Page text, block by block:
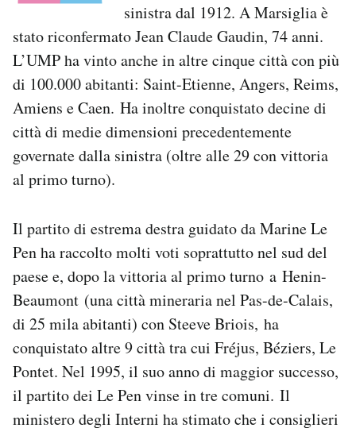
sinistra dal 1912. A Marsiglia è
stato riconfermato Jean Claude Gaudin, 74 anni.
L’UMP ha vinto anche in altre cinque città con più
di 100.000 abitanti: Saint-Etienne, Angers, Reims,
Amiens e Caen. Ha inoltre conquistato decine di
città di medie dimensioni precedentemente
governate dalla sinistra (oltre alle 29 con vittoria
al primo turno).
Il partito di estrema destra guidato da Marine Le
Pen ha raccolto molti voti soprattutto nel sud del
paese e, dopo la vittoria al primo turno a Henin-
Beaumont (una città mineraria nel Pas-de-Calais,
di 25 mila abitanti) con Steeve Briois, ha
conquistato altre 9 città tra cui Fréjus, Béziers, Le
Pontet. Nel 1995, il suo anno di maggior successo,
il partito dei Le Pen vinse in tre comuni. Il
ministero degli Interni ha stimato che i consiglieri